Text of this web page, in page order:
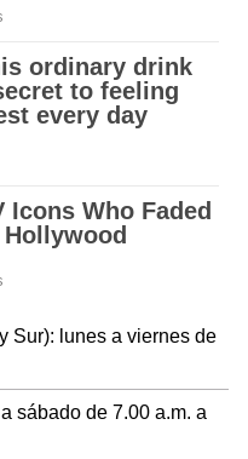
Sur): lunes a viernes de
sábado de 7.00 a.m. a